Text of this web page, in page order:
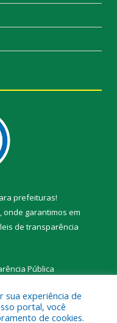
prefeituras!
onde garantimos em
leis de transparência
Pública
sua experiência de
portal, você
de cookies.